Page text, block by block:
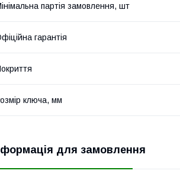
партія замовлення, шт
гарантія
ключа, мм
для замовлення